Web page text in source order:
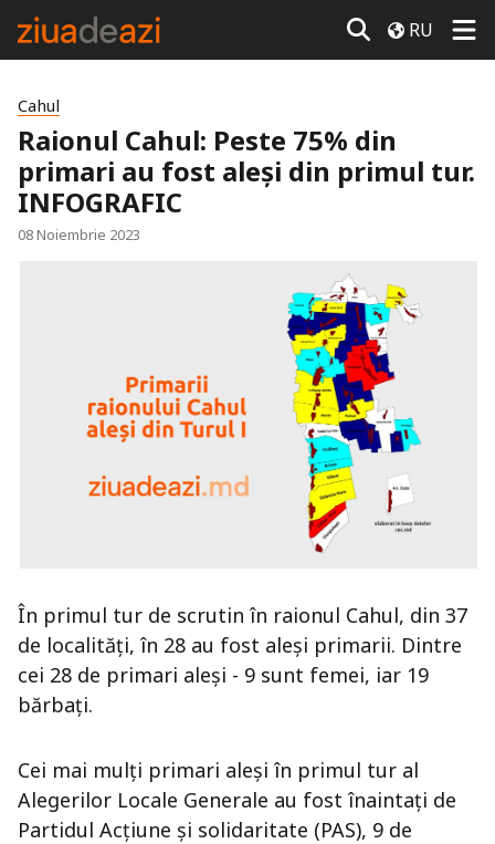
RU
Cahul
Raionul Cahul: Peste 75% din
primari au fost aleși din primul tur.
INFOGRAFIC
08 Noiembrie 2023
În primul tur de scrutin în raionul Cahul, din 37
de localități, în 28 au fost aleși primarii. Dintre
cei 28 de primari aleși - 9 sunt femei, iar 19
bărbați.
Cei mai mulți primari aleși în primul tur al
Alegerilor Locale Generale au fost înaintați de
Partidul Acțiune și solidaritate (PAS), 9 de